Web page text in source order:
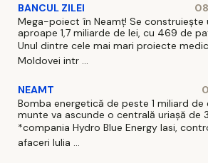
BANCUL ZILEI
Mega-poiect în Neamț! Se construiește
aproape 1,7 miliarde de lei, cu 469 de
Unul dintre cele mai mari proiecte
Moldovei intr ...
NEAMT
Bomba energetică de peste 1 miliard de
munte va ascunde o centrală uriașă de
*compania Hydro Blue Energy Iasi,
afaceri Iulia ...